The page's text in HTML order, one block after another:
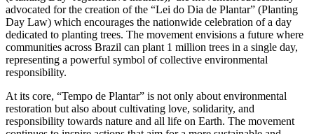
advocated for the creation of the “Lei do Dia de Plantar” (Planting
Day Law) which encourages the nationwide celebration of a day
dedicated to planting trees. The movement envisions a future where
communities across Brazil can plant 1 million trees in a single day,
representing a powerful symbol of collective environmental
responsibility.
At its core, “Tempo de Plantar” is not only about environmental
restoration but also about cultivating love, solidarity, and
responsibility towards nature and all life on Earth. The movement